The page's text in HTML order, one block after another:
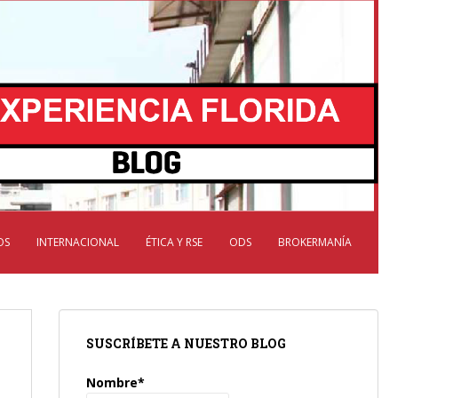
INTERNACIONAL ÉTICA Y RSE ODS BROKERMANÍA
SUSCRÍBETE A NUESTRO BLOG
Nombre*